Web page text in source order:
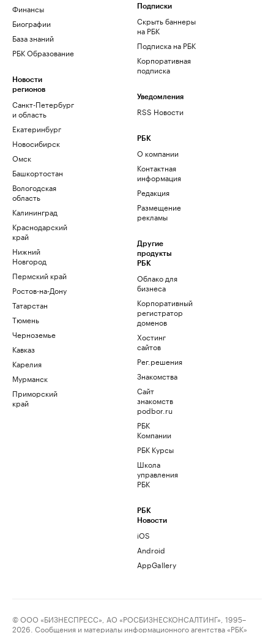
Финансы
Биографии
База знаний
РБК Образование
Новости
регионов
Санкт-Петербург
и область
Екатеринбург
Новосибирск
Омск
Башкортостан
Вологодская
область
Калининград
Краснодарский
край
Нижний
Новгород
Пермский край
Ростов-на-Дону
Татарстан
Тюмень
Черноземье
Кавказ
Карелия
Мурманск
Приморский
край
Подписки
Скрыть баннеры
на РБК
Подписка на РБК
Корпоративная
подписка
Уведомления
RSS Новости
РБК
О компании
Контактная
информация
Редакция
Размещение
рекламы
Другие
продукты
РБК
Облако для
бизнеса
Корпоративный
регистратор
доменов
Хостинг
сайтов
Рег.решения
Знакомства
Сайт
знакомств
podbor.ru
РБК
Компании
РБК Курсы
Школа
управления
РБК
РБК
Новости
iOS
Android
AppGallery
© ООО «БИЗНЕСПРЕСС», АО «РОСБИЗНЕСКОНСАЛТИНГ», 1995–
2026. Сообщения и материалы информационного агентства «РБК»